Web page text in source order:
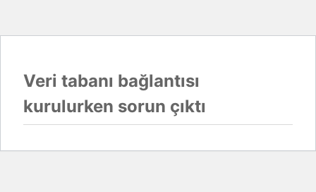
Veri tabanı bağlantısı
kurulurken sorun çıktı